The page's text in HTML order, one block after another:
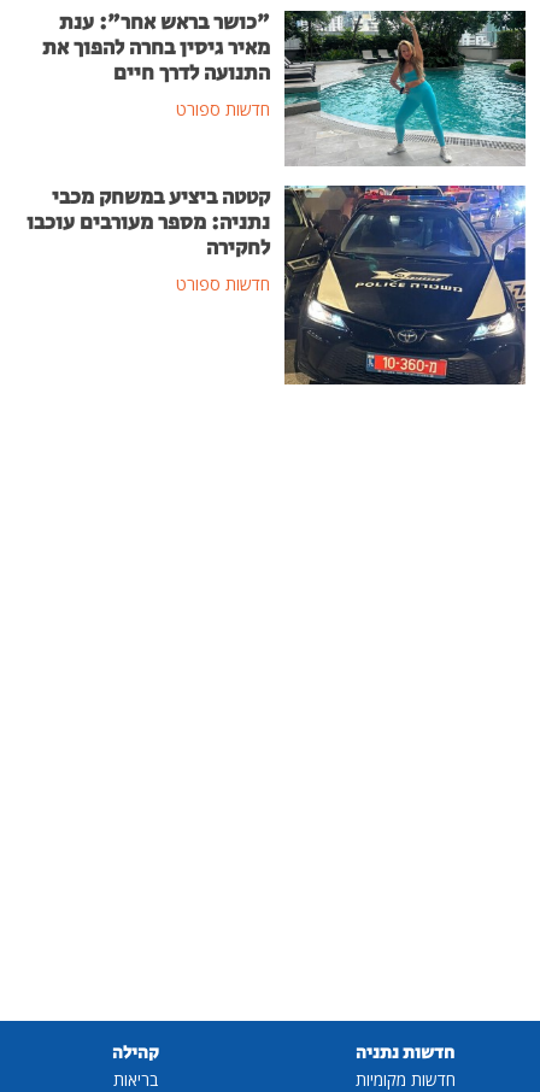
"כושר בראש אחר": ענת
מאיר גיסין בחרה להפוך את
התנועה לדרך חיים
חדשות ספורט
קטטה ביציע במשחק מכבי
נתניה: מספר מעורבים עוכבו
לחקירה
חדשות ספורט
חדשות נתניה
חדשות מקומיות
קהילה
בריאות